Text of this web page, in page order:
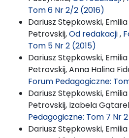
Tom 6 Nr 2/2 (2016)
Dariusz Stępkowski,
Petrovskij,Od redakacji,
Tom 5 Nr 2 (2015)
Dariusz Stępkowski,
Petrovskij, Anna Halina
Forum Pedagogiczne:
Dariusz Stępkowski,
Petrovskij, Izabela
Pedagogiczne: Tom 7 Nr
Dariusz Stępkowski,